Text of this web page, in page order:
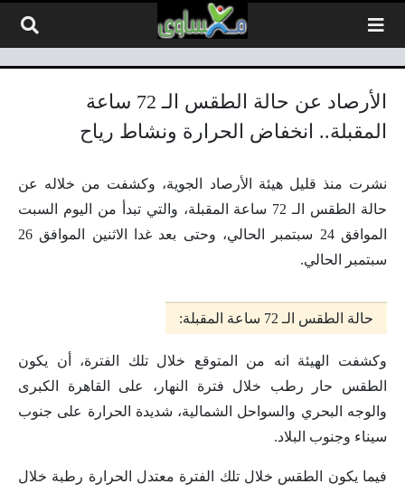
الأرصاد عن حالة الطقس الـ 72 ساعة
المقبلة.. انخفاض الحرارة ونشاط رياح
نشرت منذ قليل هيئة الأرصاد الجوية، وكشفت من خلاله عن
حالة الطقس الـ 72 ساعة المقبلة، والتي تبدأ من اليوم السبت
الموافق 24 سبتمبر الحالي، وحتى بعد غدا الاثنين الموافق 26
سبتمبر الحالي.
حالة الطقس الـ 72 ساعة المقبلة:
وكشفت الهيئة انه من المتوقع خلال تلك الفترة، أن يكون
الطقس حار رطب خلال فترة النهار، على القاهرة الكبرى
والوجه البحري والسواحل الشمالية، شديدة الحرارة على جنوب
سيناء وجنوب البلاد.
فيما يكون الطقس خلال تلك الفترة معتدل الحرارة رطبة خلال